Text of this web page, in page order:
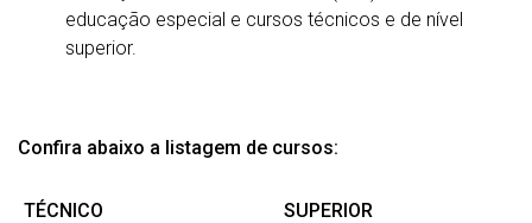
educação especial e cursos técnicos e de nível
superior.
Confira abaixo a listagem de cursos:
TÉCNICO SUPERIOR